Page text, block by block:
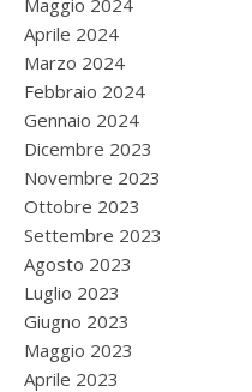
Maggio 2024
Aprile 2024
Marzo 2024
Febbraio 2024
Gennaio 2024
Dicembre 2023
Novembre 2023
Ottobre 2023
Settembre 2023
Agosto 2023
Luglio 2023
Giugno 2023
Maggio 2023
Aprile 2023